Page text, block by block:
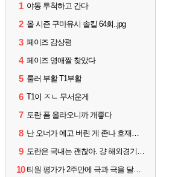
1 야동 투척하고 간다
2 올 시즌 구마유시 솔킬 64회..jpg
3 페이즈 감상평
4 페이즈 영애짤 찾았다
5 룰러 부활 T1부활
6 T1이 ㅈㄴ 무서운게
7 도란 폼 올라오니까 개좋다
8 난 오너가 에고 버린 게 존나 호재라고 봄
9 도란은 국내는 괜찮아. 걍 해외경기가 개 쓰레기라 그래
10 티원 평가가 2주만에 극과 극을 달리고 있네